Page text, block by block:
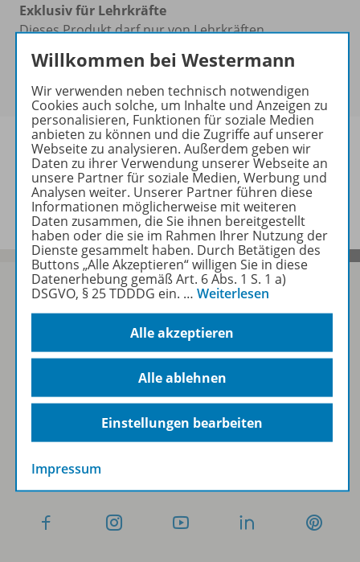
Exklusiv für Lehrkräfte
Dieses Produkt darf nur von Lehrkräften,
Referendaren/Referendarinnen und Erzieher/-innen
erworben werden. Bittemelden Sie sich mit Ihrem
Benutzerkonto an.
Informationen
Zum Newsletter anmelden
Willkommen bei Westermann
Wir verwenden neben technisch notwendigen
Cookies auch solche, um Inhalte und Anzeigen zu
personalisieren, Funktionen für soziale Medien
anbieten zu können und die Zugriffe auf unserer
Webseite zu analysieren. Außerdem geben wir
Daten zu ihrer Verwendung unserer Webseite an
unsere Partner für soziale Medien, Werbung und
Analysen weiter. Unserer Partner führen diese
Informationen möglicherweise mit weiteren
Daten zusammen, die Sie ihnen bereitgestellt
haben oder die sie im Rahmen Ihrer Nutzung der
Dienste gesammelt haben. Durch Betätigen des
Buttons „Alle Akzeptieren“ willigen Sie in diese
Datenerhebung gemäß Art. 6 Abs. 1 S. 1 a)
DSGVO, § 25 TDDDG ein. … Weiterlesen
Alle akzeptieren
Alle ablehnen
Einstellungen bearbeiten
Impressum